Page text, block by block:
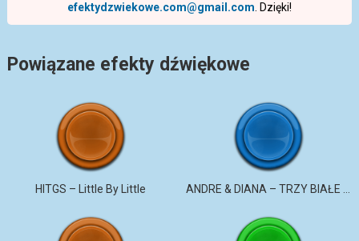
efektydzwiekowe.com@gmail.com . Dzięki!
Powiązane efekty dźwiękowe
HITGS – Little By Little